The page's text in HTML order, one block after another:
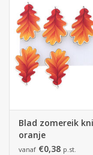
Blad zomereik
oranje
vanaf €0,38 p.st.